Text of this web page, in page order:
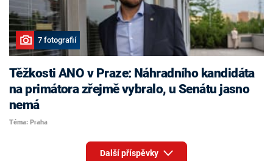
7 fotografií
Těžkosti ANO v Praze: Náhradního kandidáta
na primátora zřejmě vybralo, u Senátu jasno
nemá
Téma: Praha
Další příspěvky